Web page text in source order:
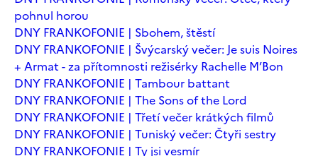
pohnul horou
DNY FRANKOFONIE | Sbohem, štěstí
DNY FRANKOFONIE | Švýcarský večer: Je suis Noires
+ Armat - za přítomnosti režisérky Rachelle M’Bon
DNY FRANKOFONIE | Tambour battant
DNY FRANKOFONIE | The Sons of the Lord
DNY FRANKOFONIE | Třetí večer krátkých filmů
DNY FRANKOFONIE | Tuniský večer: Čtyři sestry
DNY FRANKOFONIE | Ty jsi vesmír